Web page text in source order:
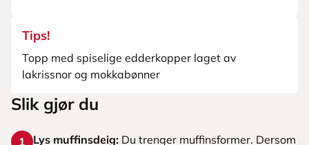
Tips!
Topp med spiselige edderkopper laget av
lakrissnor og mokkabønner
Slik gjør du
1 Lys muffinsdeig: Du trenger muffinsformer. Dersom